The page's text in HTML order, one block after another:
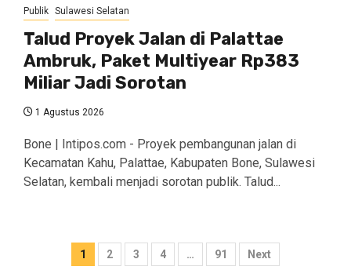
Publik Sulawesi Selatan
Talud Proyek Jalan di Palattae
Ambruk, Paket Multiyear Rp383
Miliar Jadi Sorotan
1 Agustus 2026
Bone | Intipos.com - Proyek pembangunan jalan di
Kecamatan Kahu, Palattae, Kabupaten Bone, Sulawesi
Selatan, kembali menjadi sorotan publik. Talud...
Paginasi
1 2 3 4 … 91 Next